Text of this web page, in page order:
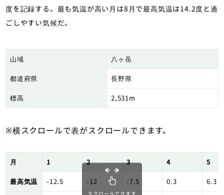
度を記録する。最も気温が高い月は8月で最高気温は14.2度と過
ごしやすい気候だ。
山域 八ヶ岳
都道府県 長野県
標高 2,531m
※横スクロールで表がスクロールできます。
月 1 2 3 4 5
最高気温 -12.5 -12 -7.5 0.3 6.3
スクロールできます